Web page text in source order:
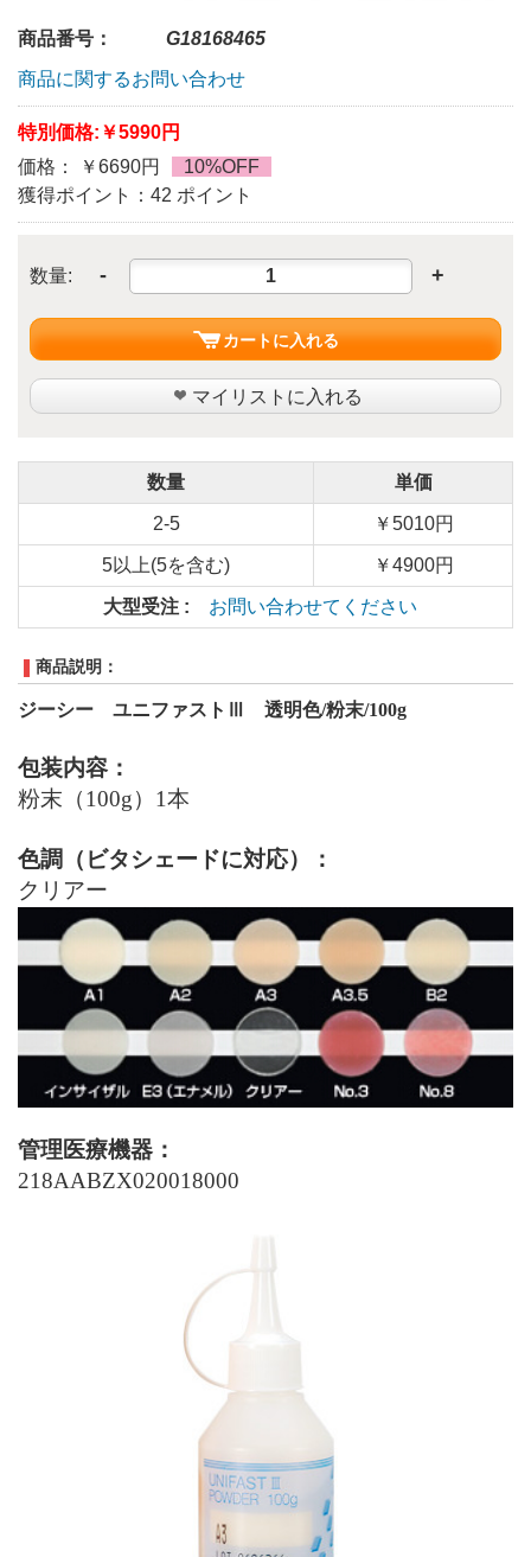
商品番号：
G18168465
商品に関するお問い合わせ
特別価格: ￥5990円
価格： ￥6690円
10%OFF
獲得ポイント：42 ポイント
数量: - +
カートに入れる
マイリストに入れる
数量 単価
2-5 ￥5010円
5以上(5を含む) ￥4900円
大型受注 : お問い合わせてください
商品説明：
ジーシー ユニファストⅢ 透明色/粉末/100g
包装内容：
粉末（100g）1本
色調（ビタシェードに対応）：
クリアー
管理医療機器：
218AABZX020018000